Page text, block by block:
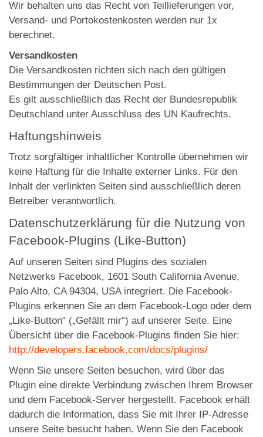
Wir behalten uns das Recht von Teillieferungen vor,
Versand- und Portokostenkosten werden nur 1x
berechnet.
Versandkosten
Die Versandkosten richten sich nach den gültigen
Bestimmungen der Deutschen Post.
Es gilt ausschließlich das Recht der Bundesrepublik
Deutschland unter Ausschluss des UN Kaufrechts.
Haftungshinweis
Trotz sorgfältiger inhaltlicher Kontrolle übernehmen wir
keine Haftung für die Inhalte externer Links. Für den
Inhalt der verlinkten Seiten sind ausschließlich deren
Betreiber verantwortlich.
Datenschutzerklärung für die Nutzung von
Facebook-Plugins (Like-Button)
Auf unseren Seiten sind Plugins des sozialen
Netzwerks Facebook, 1601 South California Avenue,
Palo Alto, CA 94304, USA integriert. Die Facebook-
Plugins erkennen Sie an dem Facebook-Logo oder dem
„Like-Button“ („Gefällt mir“) auf unserer Seite. Eine
Übersicht über die Facebook-Plugins finden Sie hier:
http://developers.facebook.com/docs/plugins/
Wenn Sie unsere Seiten besuchen, wird über das
Plugin eine direkte Verbindung zwischen Ihrem Browser
und dem Facebook-Server hergestellt. Facebook erhält
dadurch die Information, dass Sie mit Ihrer IP-Adresse
unsere Seite besucht haben. Wenn Sie den Facebook